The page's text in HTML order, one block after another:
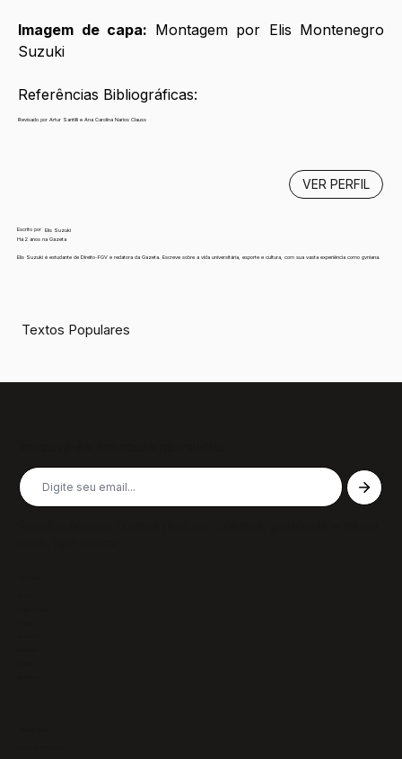
Imagem de capa: Montagem por Elis Montenegro
Suzuki
Referências Bibliográficas:
Revisado por Artur Santilli e Ana Carolina Narios Clauss
Escrito por
Elis Suzuki
Há 2 anos na Gazeta
Elis Suzuki é estudante de Direito-FGV e redatora da Gazeta. Escreve sobre a vida universitária, esporte e cultura, com sua vasta experiência como gvniana.
VER PERFIL
Textos Populares